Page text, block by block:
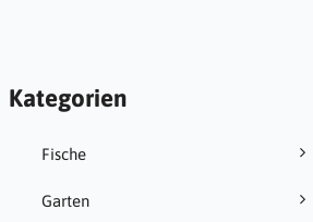
Kategorien
Fische
Garten